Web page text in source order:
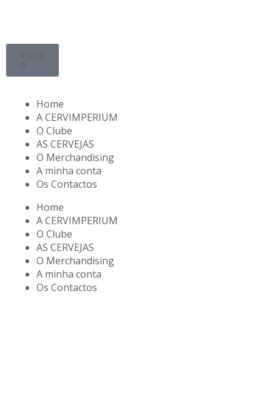
€0.00
0
Home
A CERVIMPERIUM
O Clube
AS CERVEJAS
O Merchandising
A minha conta
Os Contactos
Home
A CERVIMPERIUM
O Clube
AS CERVEJAS
O Merchandising
A minha conta
Os Contactos